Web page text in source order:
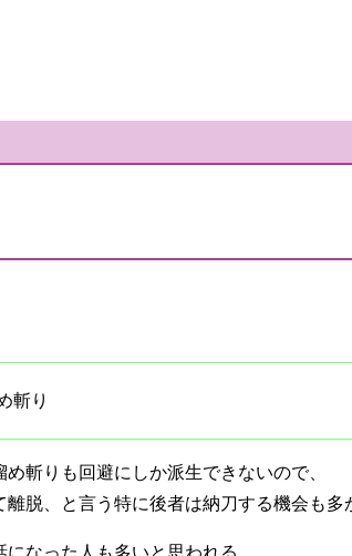
斬り
斬りも回避にしか派生できないので、
脱、と言う特に後者は納刀する機会も多